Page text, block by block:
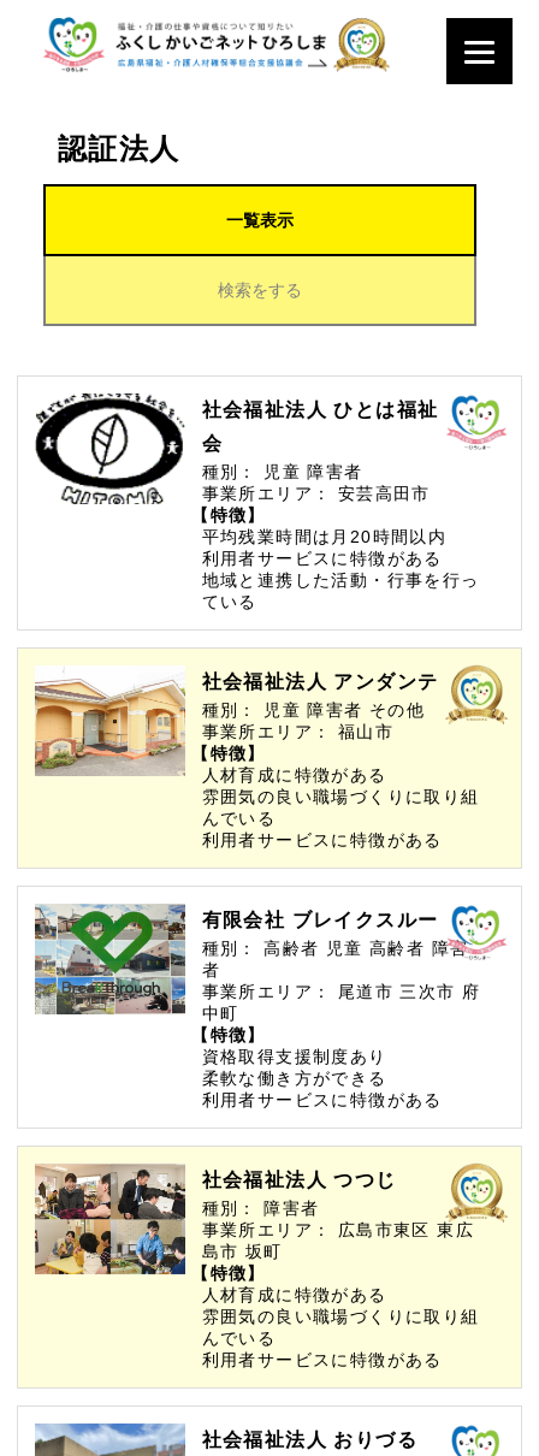
認証法人
一覧表示
検索をする
社会福祉法人 ひとは福祉
会
種別： 児童 障害者
事業所エリア：
安芸高田市
【特徴】
平均残業時間は月20時間以内
利用者サービスに特徴がある
地域と連携した活動・行事を行っ
ている
社会福祉法人 アンダンテ
種別： 児童 障害者 その他
事業所エリア：
福山市
【特徴】
人材育成に特徴がある
雰囲気の良い職場づくりに取り組
んでいる
利用者サービスに特徴がある
有限会社 ブレイクスルー
種別： 高齢者 児童高齢者 障害
者
事業所エリア：
尾道市 三次市 府
中町
【特徴】
資格取得支援制度あり
柔軟な働き方ができる
利用者サービスに特徴がある
社会福祉法人 つつじ
種別：
障害者
事業所エリア：
広島市東区東広
島市 坂町
【特徴】
人材育成に特徴がある
雰囲気の良い職場づくりに取り組
んでいる
利用者サービスに特徴がある
社会福祉法人 おりづる